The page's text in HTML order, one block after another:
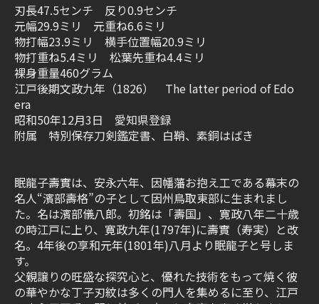
刃長47.5センチ 反り0.9センチ
元幅29.9ミリ 元重ね6.6ミリ
物打幅23.9ミリ 横手位置幅20.9ミリ
物打重ね5.4ミリ 松葉先重ね4.4ミリ
裸身重量460グラム
江戸後期文政九年（1826） The latter period of Edo
era
昭和50年12月3日 愛知県登録
附属 特別保存刀剣鑑定書、白鞘、素銅はばき
眠龍子壽實は、安永六年、因幡藩お抱え工である幕末の
名人“濱部壽格”の子として因州鳥取東部に生まれまし
た。名は濱部儀八郎。初銘は「壽国」、寛政八年二十歳
の時江戸に上り、寛政九年(1797年)に壽實（寿実）と改
名。4年後の享和元年(1801年)八月より眠龍子と号しま
す。
父親譲りの旺盛な探究心と、優れた技術をもって焼く彼
の華やかな丁子刃紋は多くの門人を集めるに至り、江戸